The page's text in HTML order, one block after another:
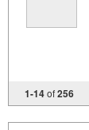
1-14of256